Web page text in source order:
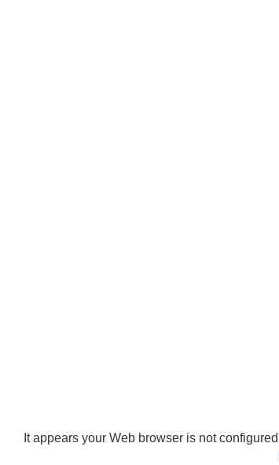
It appears your Web browser is not